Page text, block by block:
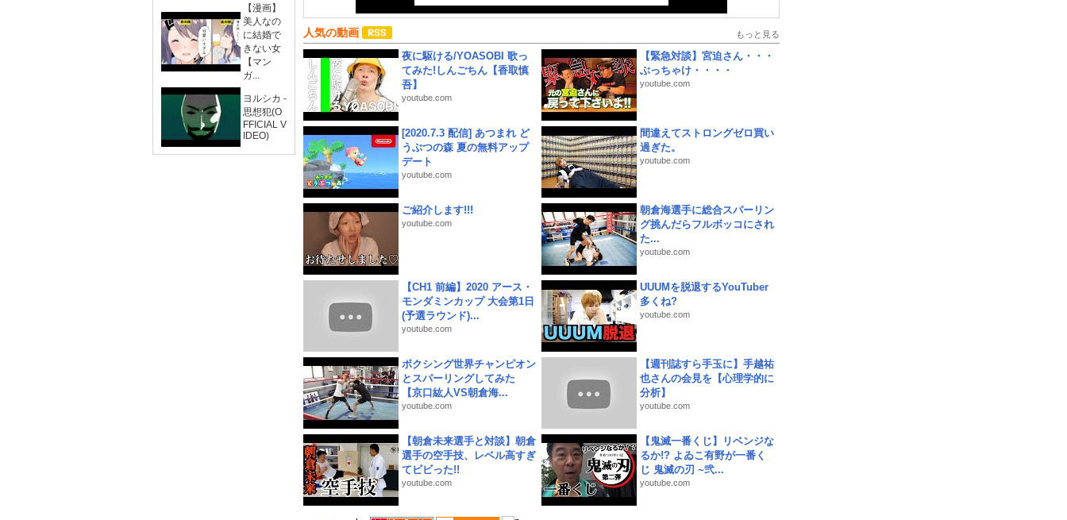
【漫画】
美人なの
に結婚で
きない女
【マン
ガ...
ヨルシカ -
思想犯(O
FFICIAL V
IDEO)
人気の動画 もっと見る
夜に駆ける/YOASOBI 歌っ
てみた!しんごちん【香取慎
吾】
youtube.com
【緊急対談】宮迫さん・・・
ぶっちゃけ・・・・
youtube.com
[2020.7.3 配信] あつまれ ど
うぶつの森 夏の無料アップ
デート
youtube.com
間違えてストロングゼロ買い
過ぎた。
youtube.com
ご紹介します!!!
youtube.com
朝倉海選手に総合スパーリン
グ挑んだらフルボッコにされ
た...
youtube.com
【CH1 前編】2020 アース・
モンダミンカップ 大会第1日
(予選ラウンド)...
youtube.com
UUUMを脱退するYouTuber
多くね?
youtube.com
ボクシング世界チャンピオン
とスパーリングしてみた
【京口紘人VS朝倉海...
youtube.com
【週刊誌すら手玉に】手越祐
也さんの会見を【心理学的に
分析】
youtube.com
【朝倉未来選手と対談】朝倉
選手の空手技、レベル高すぎ
てビビった!!
youtube.com
【鬼滅一番くじ】リベンジな
るか!? よゐこ有野が一番く
じ 鬼滅の刃 ~弐...
youtube.com